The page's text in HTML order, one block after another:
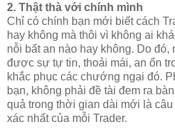
2. Thật thà với chính mình
Chỉ có chính bạn mới biết cách
hay không mà thôi vì không ai
nỗi bất an nào hay không. Do đó,
được sự tự tin, thoải mái, an ổn
khắc phục các chướng ngại đó.
bạn, không phải đề tài đem ra
quả trong thời gian dài mới là
xác nhất của mỗi Trader.